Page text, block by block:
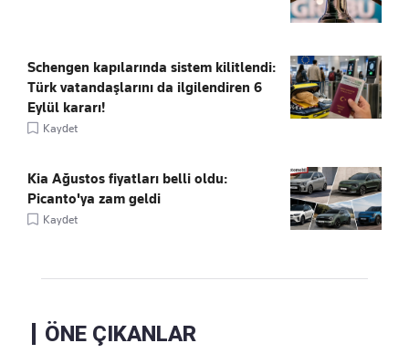
Schengen kapılarında sistem kilitlendi:
Türk vatandaşlarını da ilgilendiren 6
Eylül kararı!
Kaydet
Kia Ağustos fiyatları belli oldu:
Picanto'ya zam geldi
Kaydet
ÖNE ÇIKANLAR